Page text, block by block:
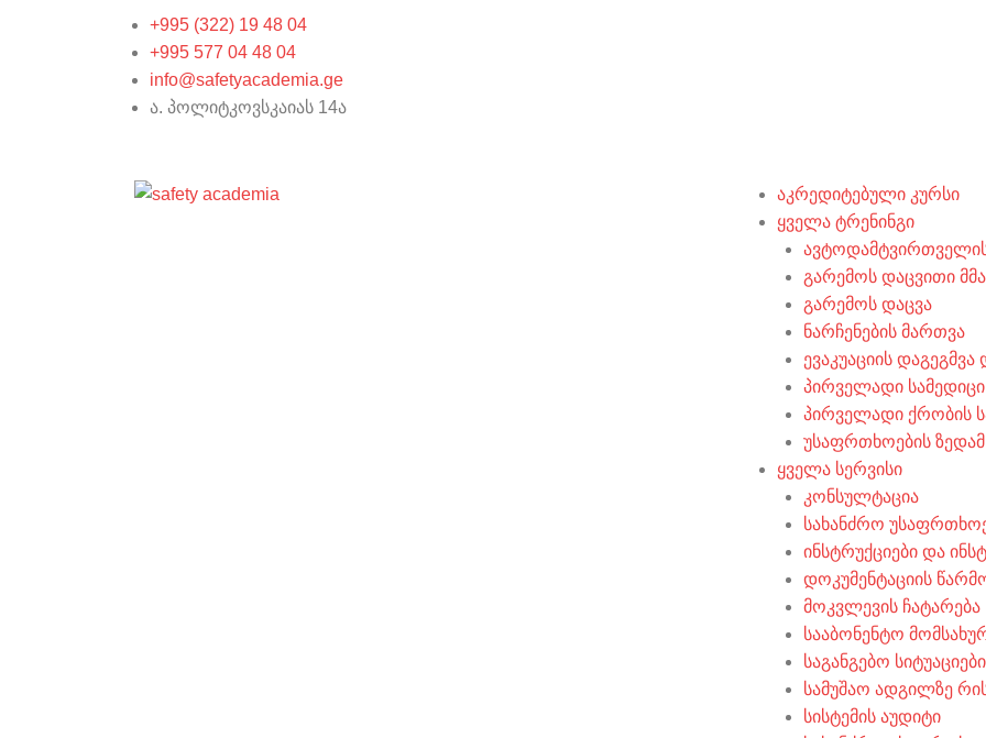
+995 (322) 19 48 04
+995 577 04 48 04
info@safetyacademia.ge
ა. პოლიტკოვსკაიას 14ა
აკრედიტებული კურსი
ყველა ტრენინგი
გარემოს დაცვითი
გარემოს დაცვა
ნარჩენების მართვა
ევაკუაციის
პირველადი
პირველადი ქრობის
უსაფრთხოების
ყველა სერვისი
კონსულტაცია
სახანძრო
ინსტრუქციები და
დოკუმენტაციის
მოკვლევის ჩატარება
სააბონენტო
საგანგებო
სამუშაო ადგილზე
სისტემის აუდიტი